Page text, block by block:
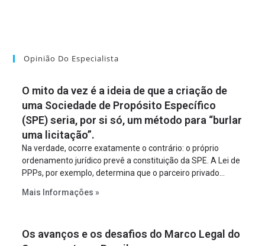
Opinião Do Especialista
O mito da vez é a ideia de que a criação de
uma Sociedade de Propósito Específico
(SPE) seria, por si só, um método para “burlar
uma licitação”.
Na verdade, ocorre exatamente o contrário: o próprio
ordenamento jurídico prevê a constituição da SPE. A Lei de
PPPs, por exemplo, determina que o parceiro privado
empreendimento. Ou seja, a suposta “fraude à licitação” é
projeto a projeto.
Mais Informações »
Os avanços e os desafios do Marco Legal do